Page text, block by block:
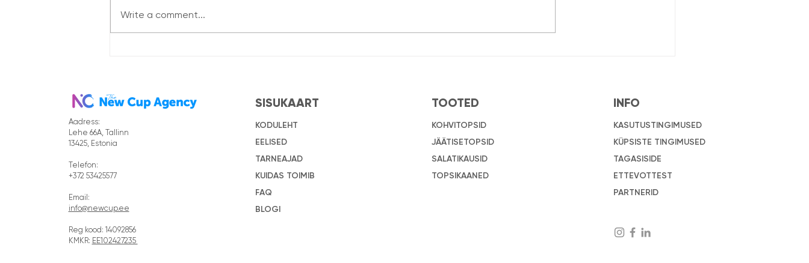
Write a comment...
Aadress:
Lehe 66A, Tallinn
13425, Estonia
Telefon:
+372 53425577
Email:
info@newcup.ee
Reg kood: 14092856
KMKR: EE102427235
SISUKAART
KODULEHT
EELISED
TARNEAJAD
KUIDAS TOIMIB
FAQ
BLOGI
TOOTED
KOHVITOPSID
JÄÄTISETOPSID
SALATIKAUSID
TOPSIKAANED
INFO
KASUTUSTINGIMUSED
KÜPSISTE TINGIMUSED
TAGASISIDE
ETTEVOTTEST
PARTNERID